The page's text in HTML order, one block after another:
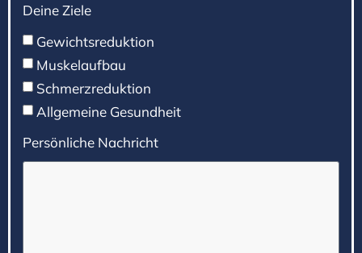
Deine Ziele
Gewichtsreduktion
Muskelaufbau
Schmerzreduktion
Allgemeine Gesundheit
Persönliche Nachricht